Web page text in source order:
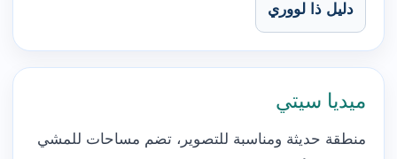
دليل ذا لووري
ميديا سيتي
منطقة حديثة ومناسبة للتصوير، تضم مساحات للمشي